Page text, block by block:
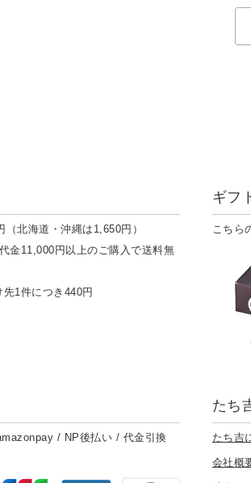
北海道・沖縄は1,650円）
金11,000円以上のご購入で送料無
1件につき440円
ギフ
こちら
/ NP後払い / 代金引換
たち
たち吉
会社概